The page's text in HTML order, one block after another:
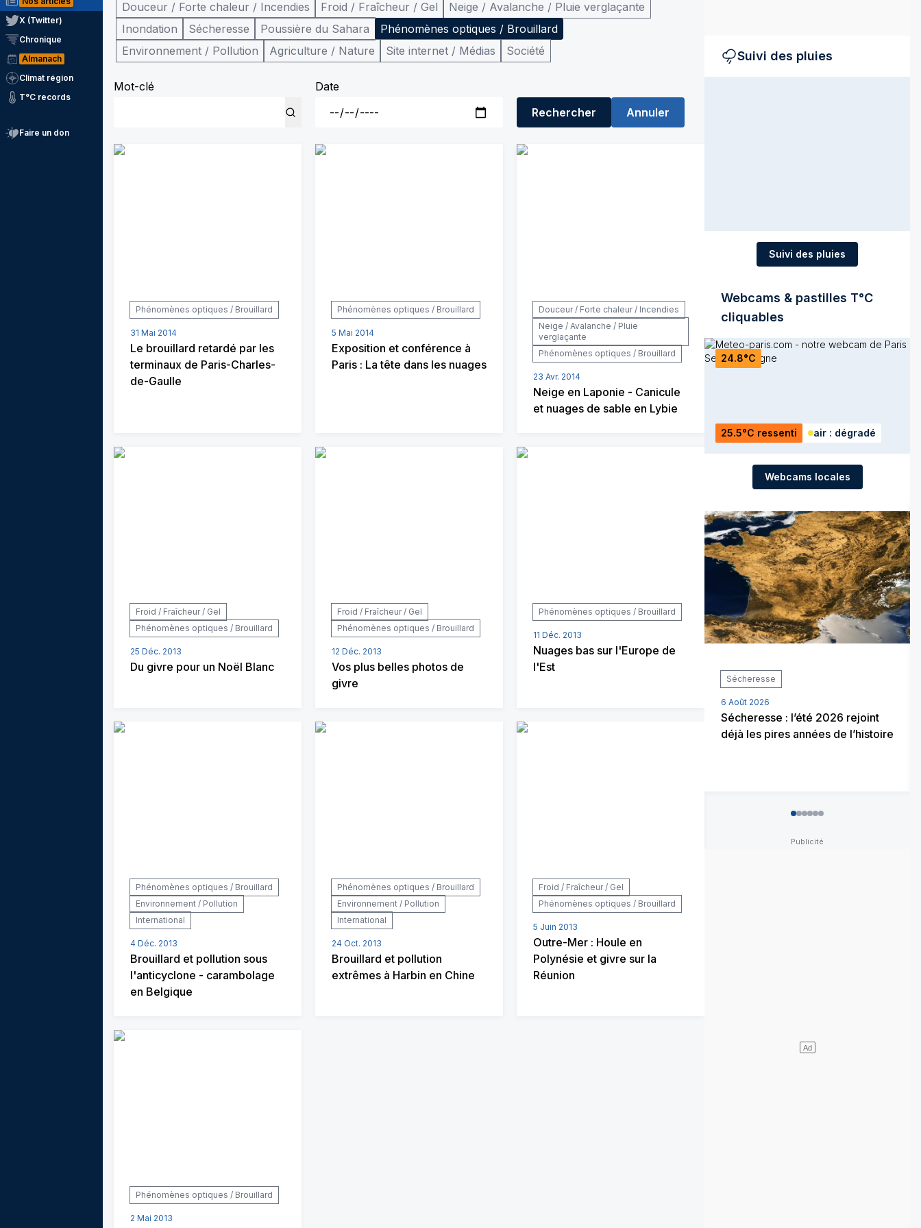
X (Twitter)
Chronique
Almanach
Climat région
T°C records
Faire un don
Douceur / Forte chaleur / Incendies
Froid / Fraîcheur / Gel
Neige / Avalanche / Pluie verglaçante
Inondation
Sécheresse Poussière du Sahara
Phénomènes optiques / Brouillard
Environnement / Pollution
Agriculture / Nature Site internet / Médias Société
Mot-clé
Date
Rechercher
Annuler
Phénomènes optiques / Brouillard
31 Mai 2014
Le brouillard retardé par les
terminaux de Paris-Charles-
de-Gaulle
Phénomènes optiques / Brouillard
5 Mai 2014
Exposition et conférence à
Paris : La tête dans les nuages
Douceur / Forte chaleur / Incendies
Neige / Avalanche / Pluie
verglaçante
Phénomènes optiques / Brouillard
23 Avr. 2014
Neige en Laponie - Canicule
et nuages de sable en Lybie
Froid / Fraîcheur / Gel
Phénomènes optiques / Brouillard
25 Déc. 2013
Du givre pour un Noël Blanc
Froid / Fraîcheur / Gel
Phénomènes optiques / Brouillard
12 Déc. 2013
Vos plus belles photos de
givre
Phénomènes optiques / Brouillard
11 Déc. 2013
Nuages bas sur l'Europe de
l'Est
Phénomènes optiques / Brouillard
Environnement / Pollution
International
4 Déc. 2013
Brouillard et pollution sous
l'anticyclone - carambolage
en Belgique
Phénomènes optiques / Brouillard
Environnement / Pollution
International
24 Oct. 2013
Brouillard et pollution
extrêmes à Harbin en Chine
Froid / Fraîcheur / Gel
Phénomènes optiques / Brouillard
5 Juin 2013
Outre-Mer : Houle en
Polynésie et givre sur la
Réunion
Phénomènes optiques / Brouillard
2 Mai 2013
Suivi des pluies
Suivi des pluies
Webcams & pastilles T°C
cliquables
24.8°C
25.5°C ressenti air : dégradé
Webcams locales
Sécheresse
6 Août 2026
Sécheresse : l’été 2026 rejoint
déjà les pires années de l’histoire
012345